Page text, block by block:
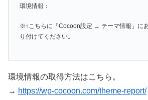
環境情報：
※↑こちらに「Cocoon設定 → テーマ情報」に
り付けてください。
環境情報の取得方法はこちら。
→ https://wp-cocoon.com/theme-report/